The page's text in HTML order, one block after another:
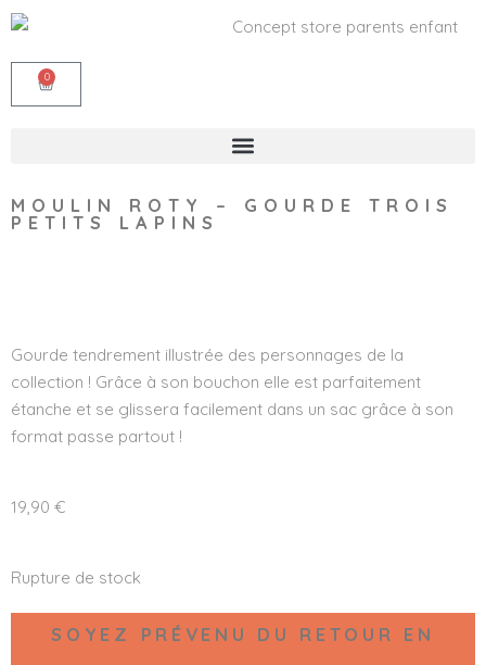
0
MOULIN ROTY – GOURDE TROIS
PETITS LAPINS
Gourde tendrement illustrée des personnages de la
collection ! Grâce à son bouchon elle est parfaitement
étanche et se glissera facilement dans un sac grâce à son
format passe partout !
19,90 €
Rupture de stock
SOYEZ PRÉVENU DU RETOUR EN